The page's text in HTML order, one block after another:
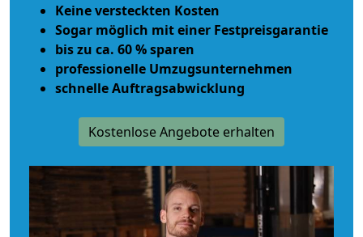
Keine versteckten Kosten
Sogar möglich mit einer Festpreisgarantie
bis zu ca. 60 % sparen
professionelle Umzugsunternehmen
schnelle Auftragsabwicklung
Kostenlose Angebote erhalten